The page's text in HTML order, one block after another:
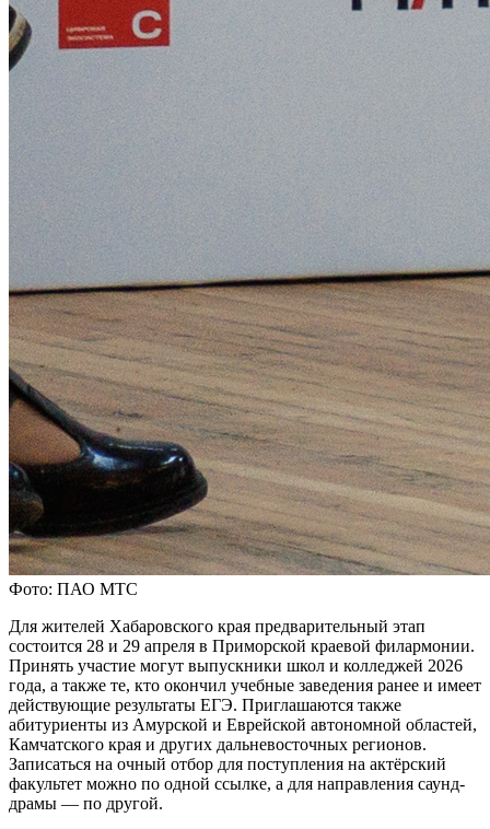
Фото: ПАО МТС
Для жителей Хабаровского края предварительный этап
состоится 28 и 29 апреля в Приморской краевой филармонии.
Принять участие могут выпускники школ и колледжей 2026
года, а также те, кто окончил учебные заведения ранее и имеет
действующие результаты ЕГЭ. Приглашаются также
абитуриенты из Амурской и Еврейской автономной областей,
Камчатского края и других дальневосточных регионов.
Записаться на очный отбор для поступления на актёрский
факультет можно по одной ссылке, а для направления саунд-
драмы — по другой.